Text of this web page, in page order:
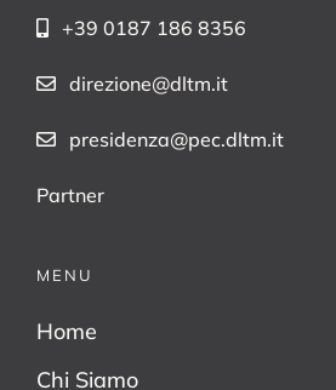
+39 0187 186 8356
direzione@dltm.it
presidenza@pec.dltm.it
Partner
MENU
Home
Chi Siamo